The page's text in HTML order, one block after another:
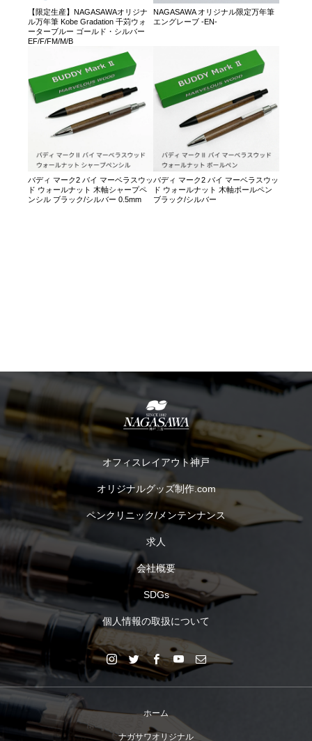
【限定生産】NAGASAWAオリジナ
ル万年筆 Kobe Gradation 千苅ウォ
ーターブルー ゴールド・シルバー
EF/F/FM/M/B
NAGASAWA オリジナル限定万年筆
エングレーブ -EN-
バディ マーク2 バイ マーベラスウッ
ド ウォールナット 木軸シャープペ
ンシル ブラック/シルバー 0.5mm
バディ マーク2 バイ マーベラスウッ
ド ウォールナット 木軸ボールペン
ブラック/シルバー
オフィスレイアウト神戸
オリジナルグッズ制作.com
ペンクリニック/メンテンナンス
求人
会社概要
SDGs
個人情報の取扱について
ホーム
ナガサワオリジナル